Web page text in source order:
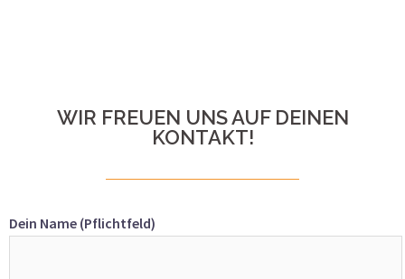
WIR FREUEN UNS AUF DEINEN
KONTAKT!
Dein Name (Pflichtfeld)